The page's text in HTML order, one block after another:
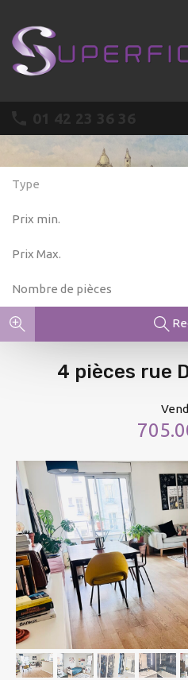
01 42 23 36 36
Type
Prix min.
Prix Max.
Nombre de pièces
4 pièces rue